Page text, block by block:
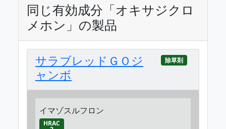
同じ有効成分「オキサジクロ
メホン」の製品
サラブレッドＧＯジ
ャンボ
除草剤
イマゾスルフロン
HRAC